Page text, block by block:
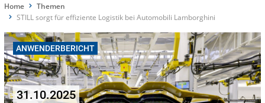
Home
Themen
STILL sorgt für effiziente Logistik bei Automobili Lamborghini
ANWENDERBERICHT
31.10.2025